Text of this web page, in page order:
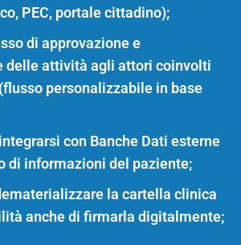
PEC, portale cittadino);
di approvazione e
delle attività agli attori coinvolti
personalizzabile in base
con Banche Dati esterne
di informazioni del paziente;
la cartella clinica
anche di firmarla digitalmente;